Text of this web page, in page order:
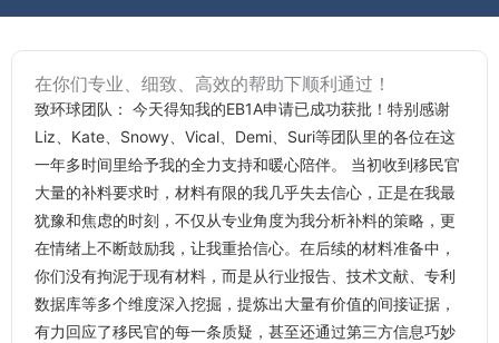
在你们专业、细致、高效的帮助下顺利通过！
致环球团队： 今天得知我的EB1A申请已成功获批！特别感谢
Liz、Kate、Snowy、Vical、Demi、Suri等团队里的各位在这
一年多时间里给予我的全力支持和暖心陪伴。 当初收到移民官
大量的补料要求时，材料有限的我几乎失去信心，正是在我最
犹豫和焦虑的时刻，不仅从专业角度为我分析补料的策略，更
在情绪上不断鼓励我，让我重拾信心。在后续的材料准备中，
你们没有拘泥于现有材料，而是从行业报告、技术文献、专利
数据库等多个维度深入挖掘，提炼出大量有价值的间接证据，
有力回应了移民官的每一条质疑，甚至还通过第三方信息巧妙